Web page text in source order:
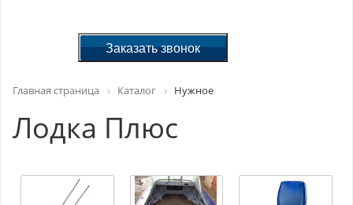
Заказать звонок
Главная страница Каталог Нужное
Лодка Плюс